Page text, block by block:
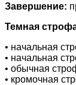
Завершение:
Темная
• начальная
• начальная
• обычная
• кромочная